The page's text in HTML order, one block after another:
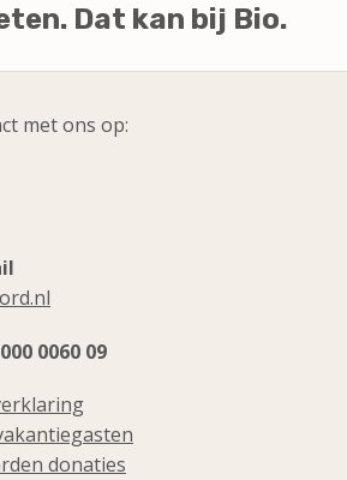
Dat kan bij Bio.
met ons op:
0060 09
donaties